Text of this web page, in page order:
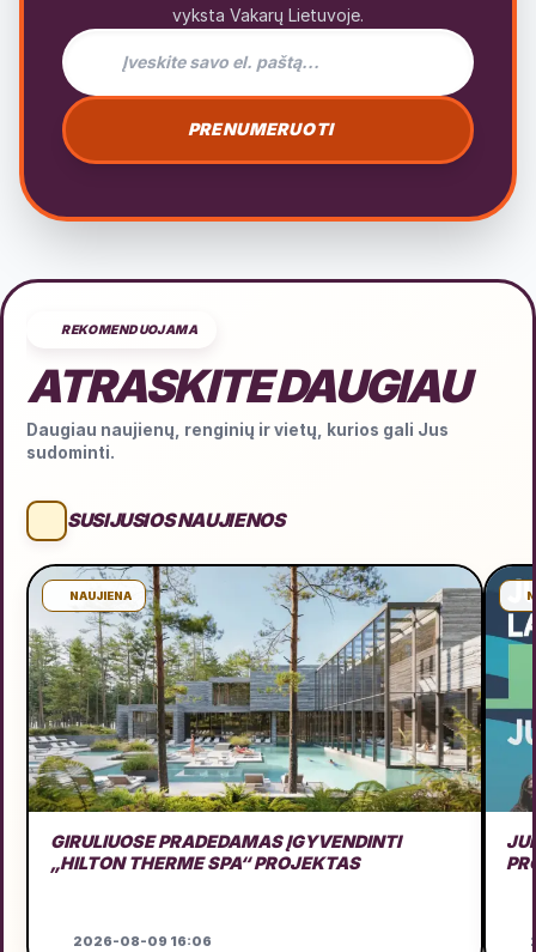
vyksta Vakarų Lietuvoje.
El. pašto adresas naujienlaiškiui
PRENUMERUOTI
REKOMENDUOJAMA
ATRASKITE DAUGIAU
Daugiau naujienų, renginių ir vietų, kurios gali Jus
sudominti.
SUSIJUSIOS NAUJIENOS
NAUJIENA
GIRULIUOSE PRADEDAMAS ĮGYVENDINTI
„HILTON THERME SPA“ PROJEKTAS
2026-08-09 16:06